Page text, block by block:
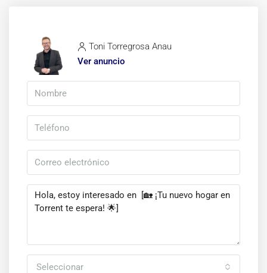
Toni Torregrosa Anau
Ver anuncio
Seleccionar